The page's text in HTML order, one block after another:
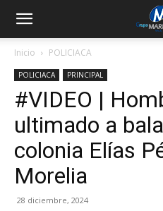
Inicio POLICIACA
POLICIACA PRINCIPAL
#VIDEO |
ultimado a
colonia Elías
Morelia
28 diciembre, 2024